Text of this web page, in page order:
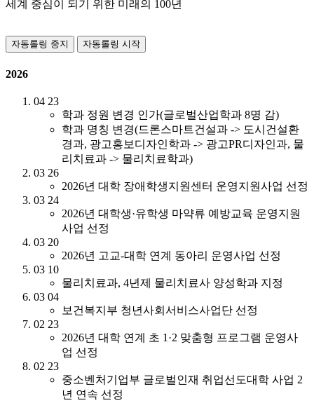
세계 중심이 되기 위한 미래의 100년
자동롤링 중지 자동롤링 시작
2026
04 23
학과 정원 변경 인가(글로벌산업학과 8명 감)
학과 명칭 변경(드론스마트건설과 -> 도시건설환
경과, 광고홍보디자인학과 -> 광고PR디자인과, 물
리치료과 -> 물리치료학과)
03 26
2026년 대학 장애학생지원센터 운영지원사업 선정
03 24
2026년 대학생·유학생 마약류 예방교육 운영지원
사업 선정
03 20
2026년 고교-대학 연계 동아리 운영사업 선정
03 10
물리치료과, 4년제 물리치료사 양성학과 지정
03 04
보건복지부 청년사회서비스사업단 선정
02 23
2026년 대학 연계 초 1·2 맞춤형 프로그램 운영사
업 선정
02 23
중소벤처기업부 글로벌인재 취업선도대학 사업 2
년 연속 선정